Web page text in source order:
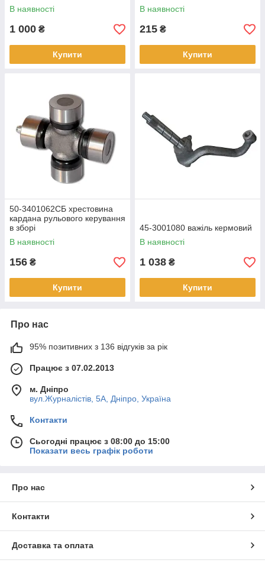
В наявності
1 000 ₴
Купити
В наявності
215 ₴
Купити
50-3401062СБ хрестовина
кардана рульового керування
в зборі
В наявності
156 ₴
Купити
45-3001080 важіль кермовий
В наявності
1 038 ₴
Купити
Про нас
95% позитивних з 136 відгуків за рік
Працює з 07.02.2013
м. Дніпро
вул.Журналістів, 5А, Дніпро, Україна
Контакти
Сьогодні працює з 08:00 до 15:00
Показати весь графік роботи
Про нас
Контакти
Доставка та оплата